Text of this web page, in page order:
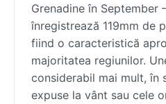
Grenadine în
înregistrează 119mm de
fiind o caracteristică
majoritatea regiunilor.
considerabil mai mult, în
expuse la vânt sau cele